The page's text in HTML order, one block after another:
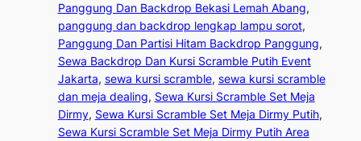
Panggung Dan Backdrop Bekasi Lemah Abang
panggung dan backdrop lengkap lampu sorot
Panggung Dan Partisi Hitam Backdrop Panggung
Sewa Backdrop Dan Kursi Scramble Putih Event
Jakarta, sewa kursi scramble, sewa kursi scramble
dan meja dealing, Sewa Kursi Scramble Set Meja
Dirmy, Sewa Kursi Scramble Set Meja Dirmy Putih
Sewa Kursi Scramble Set Meja Dirmy Putih Area